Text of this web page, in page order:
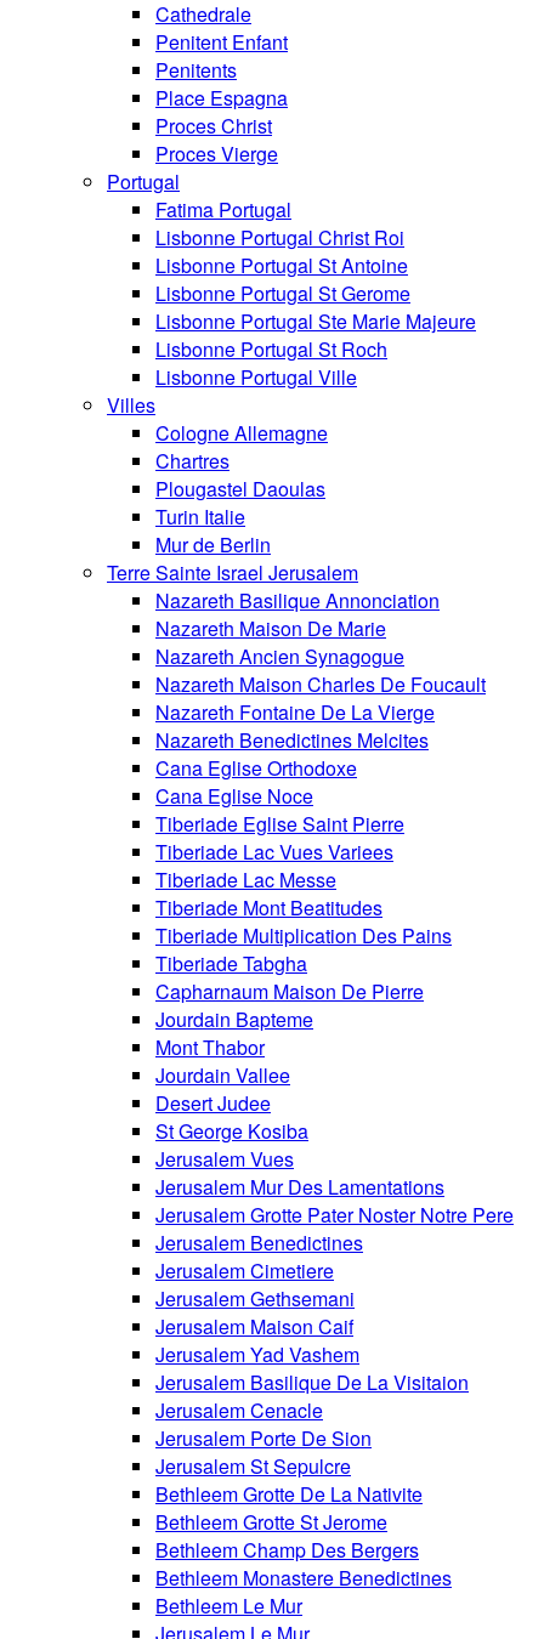
Cathedrale
Penitent Enfant
Penitents
Place Espagna
Proces Christ
Proces Vierge
Portugal
Fatima Portugal
Lisbonne Portugal Christ Roi
Lisbonne Portugal St Antoine
Lisbonne Portugal St Gerome
Lisbonne Portugal Ste Marie Majeure
Lisbonne Portugal St Roch
Lisbonne Portugal Ville
Villes
Cologne Allemagne
Chartres
Plougastel Daoulas
Turin Italie
Mur de Berlin
Terre Sainte Israel Jerusalem
Nazareth Basilique Annonciation
Nazareth Maison De Marie
Nazareth Ancien Synagogue
Nazareth Maison Charles De Foucault
Nazareth Fontaine De La Vierge
Nazareth Benedictines Melcites
Cana Eglise Orthodoxe
Cana Eglise Noce
Tiberiade Eglise Saint Pierre
Tiberiade Lac Vues Variees
Tiberiade Lac Messe
Tiberiade Mont Beatitudes
Tiberiade Multiplication Des Pains
Tiberiade Tabgha
Capharnaum Maison De Pierre
Jourdain Bapteme
Mont Thabor
Jourdain Vallee
Desert Judee
St George Kosiba
Jerusalem Vues
Jerusalem Mur Des Lamentations
Jerusalem Grotte Pater Noster Notre Pere
Jerusalem Benedictines
Jerusalem Cimetiere
Jerusalem Gethsemani
Jerusalem Maison Caif
Jerusalem Yad Vashem
Jerusalem Basilique De La Visitaion
Jerusalem Cenacle
Jerusalem Porte De Sion
Jerusalem St Sepulcre
Bethleem Grotte De La Nativite
Bethleem Grotte St Jerome
Bethleem Champ Des Bergers
Bethleem Monastere Benedictines
Bethleem Le Mur